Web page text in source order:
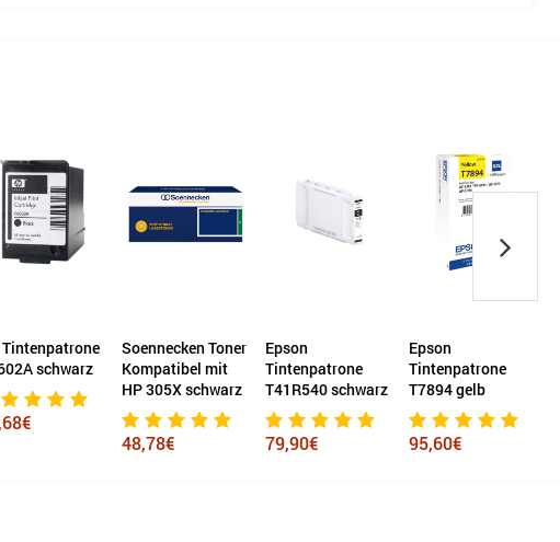
Tintenpatrone
schwarz
Soennecken Toner
Kompatibel mit
HP 305X schwarz
48,78€
Epson
Tintenpatrone
T41R540 schwarz
79,90€
Epson
Tintenpatrone
T7894 gelb
95,60€